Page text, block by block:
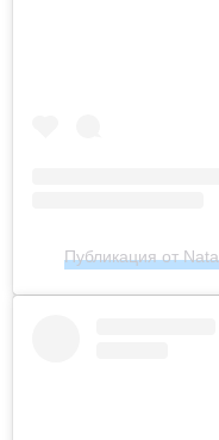
Публикация от